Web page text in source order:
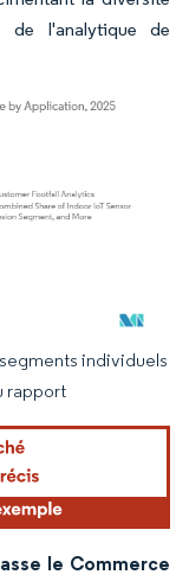
de l'analytique de
une attribution sous CC BY
individuels
rapport
le Commerce